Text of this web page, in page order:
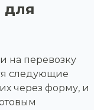
для
на перевозку
следующие
через форму, и